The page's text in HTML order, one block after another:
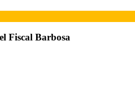
Fiscal Barbosa